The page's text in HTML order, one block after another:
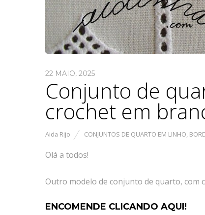
22 MAIO, 2025
Conjunto de
crochet em
Aida Rijo CONJUNTOS DE QUARTO EM LINHO,
Olá a todos!
Outro modelo de conjunto de quarto, com
ENCOMENDE CLICANDO AQUI!